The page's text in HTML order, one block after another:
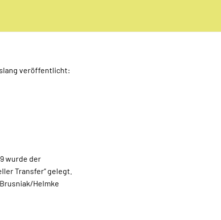
veröffentlicht:
wurde der
Transfer“ gelegt.
Helmke